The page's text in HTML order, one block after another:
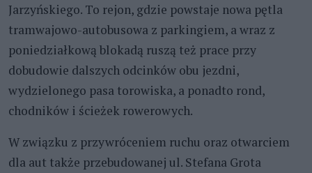
Jarzyńskiego. To rejon, gdzie powstaje nowa pętla
tramwajowo-autobusowa z parkingiem, a wraz z
poniedziałkową blokadą ruszą też prace przy
dobudowie dalszych odcinków obu jezdni,
wydzielonego pasa torowiska, a ponadto rond,
chodników i ścieżek rowerowych.
W związku z przywróceniem ruchu oraz otwarciem
dla aut także przebudowanej ul. Stefana Grota